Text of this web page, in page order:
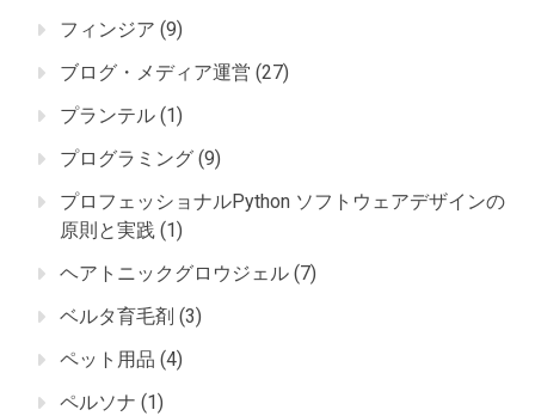
フィンジア (9)
ブログ・メディア運営 (27)
プランテル (1)
プログラミング (9)
プロフェッショナルPython ソフトウェアデザインの
原則と実践 (1)
ヘアトニックグロウジェル (7)
ベルタ育毛剤 (3)
ペット用品 (4)
ペルソナ (1)